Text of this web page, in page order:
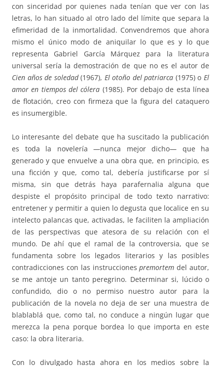
con sinceridad por quienes nada tenían que ver con las
letras, lo han situado al otro lado del límite que separa la
efimeridad de la inmortalidad. Convendremos que ahora
mismo el único modo de aniquilar lo que es y lo que
representa Gabriel García Márquez para la literatura
universal sería la demostración de que no es el autor de
Cien años de soledad(1967), El otoño del patriarca (1975) oEl
amor en tiempos del cólera (1985). Por debajo de esta línea
de flotación, creo con firmeza que la figura del cataquero
es insumergible.
Lo interesante del debate que ha suscitado la publicación
es toda la novelería —nunca mejor dicho— que ha
generado y que envuelve a una obra que, en principio, es
una ficción y que, como tal, debería justificarse por sí
misma, sin que detrás haya parafernalia alguna que
despiste el propósito principal de todo texto narrativo:
entretener y permitir a quien lo degusta que localice en su
intelecto palancas que, activadas, le faciliten la ampliación
de las perspectivas que atesora de su relación con el
mundo. De ahí que el ramal de la controversia, que se
fundamenta sobre los legados literarios y las posibles
contradicciones con las instruccionespremortem del autor,
se me antoje un tanto peregrino. Determinar si, lúcido o
confundido, dio o no permiso nuestro autor para la
publicación de la novela no deja de ser una muestra de
blablablá que, como tal, no conduce a ningún lugar que
merezca la pena porque bordea lo que importa en este
caso: la obra literaria.
Con lo divulgado hasta ahora en los medios sobre la